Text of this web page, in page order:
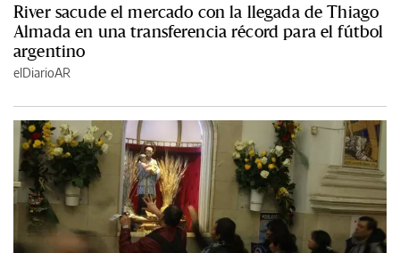
River sacude el mercado con la llegada de Thiago
Almada en una transferencia récord para el fútbol
argentino
elDiarioAR